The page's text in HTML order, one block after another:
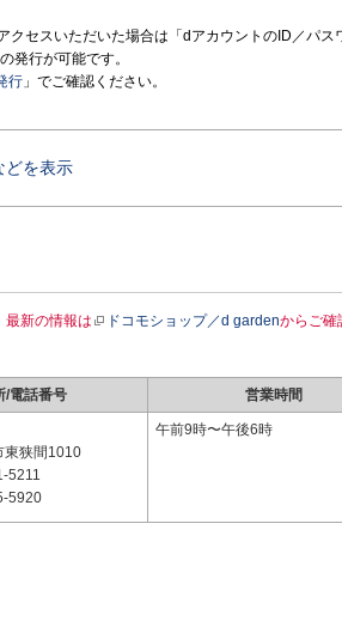
クセスいただいた場合は「dアカウントのID／パス
発行が可能です。
行 」でご確認ください。
どを表示
最新の情報は ドコモショップ／d gardenからご確
/電話番号 営業時間
東狭間1010
5211
5920
午前9時〜午後6時